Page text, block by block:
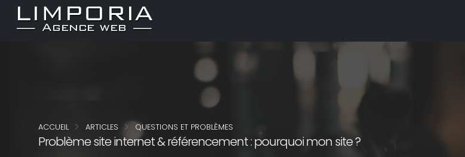
Problème site internet & référencement : pourquoi mon site ?
ACCUEIL ARTICLES QUESTIONS ET PROBLÈMES